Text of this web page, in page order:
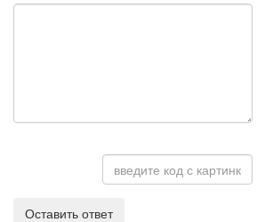
Оставить ответ